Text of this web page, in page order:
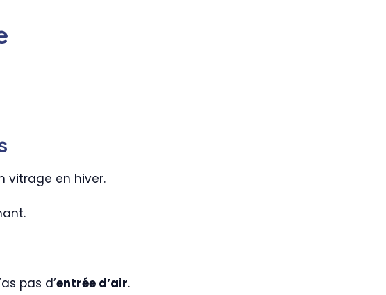
vitrage en hiver.
pas d’entrée d’air.